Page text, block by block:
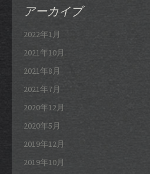
アーカイブ
2022年1月
2021年10月
2021年8月
2021年7月
2020年12月
2020年5月
2019年12月
2019年10月